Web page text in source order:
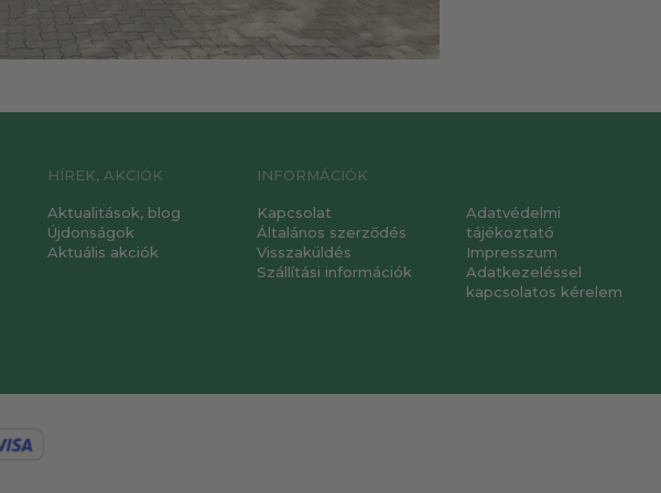
HÍREK, AKCIÓK
Aktualitások, blog
Újdonságok
Aktuális akciók
INFORMÁCIÓK
Kapcsolat
Általános szerződés
Visszaküldés
Szállítási információk
Adatvédelmi
tájékoztató
Impresszum
Adatkezeléssel
kapcsolatos kérelem